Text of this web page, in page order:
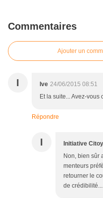
Commentaires
Ajouter un
I Ive 24/06/2015 08:51
Et la suite... Avez-vous
Répondre
I Initiative
Non, bien sûr
menteurs
retourner le
de